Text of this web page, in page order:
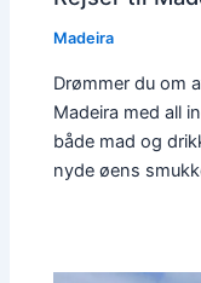
Madeira
Drømmer du om
Madeira med all
både mad og
nyde øens